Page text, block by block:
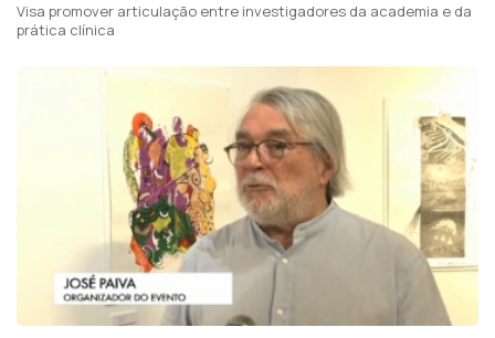
Visa promover articulação entre investigadores da academia e da
prática clínica